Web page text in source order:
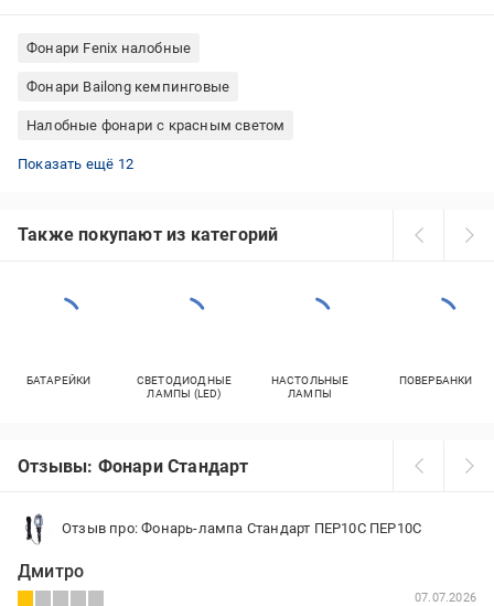
Фонари Fenix налобные
Фонари Bailong кемпинговые
Налобные фонари с красным светом
Фонари GTV lighting ручные
Фонари Police налобные
Фонари AMiO ручные
Фонари Silva налобные
Ручные фонари аккумуляторные
Фонари Ledvance ручные
Фонари Videx ручные
Фонари Brevia ручные
Фонари MaxxPro велосипедные
Фонари YAJIA ручные
Фонари переносные аккумуляторные
Налобные фонари Nitecore
Показать ещё 12
Также покупают из категорий
БАТАРЕЙКИ
СВЕТОДИОДНЫЕ
ЛАМПЫ (LED)
НАСТОЛЬНЫЕ
ЛАМПЫ
ПОВЕРБАНКИ
Отзывы: Фонари Стандарт
Отзыв про: Фонарь-лампа Стандарт ПЕР10С ПЕР10С
Дмитро
07.07.2026